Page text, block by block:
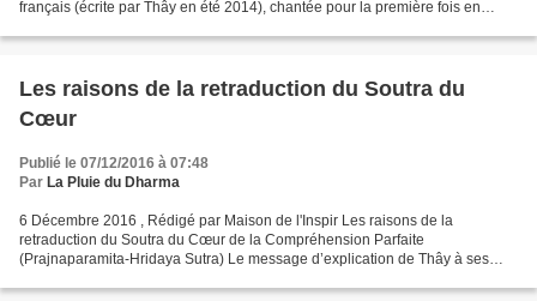
français (écrite par Thây en été 2014), chantée pour la première fois en
Les raisons de la retraduction du Soutra du
Cœur
Publié le 07/12/2016 à 07:48
Par La Pluie du Dharma
6 Décembre 2016 , Rédigé par Maison de l'Inspir Les raisons de la
retraduction du Soutra du Cœur de la Compréhension Parfaite
(Prajnaparamita-Hridaya Sutra) Le message d’explication de Thây à ses